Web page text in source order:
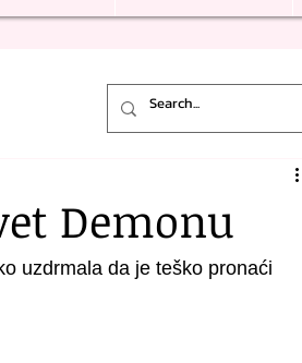
Demonu
uzdrmala da je teško pronaći